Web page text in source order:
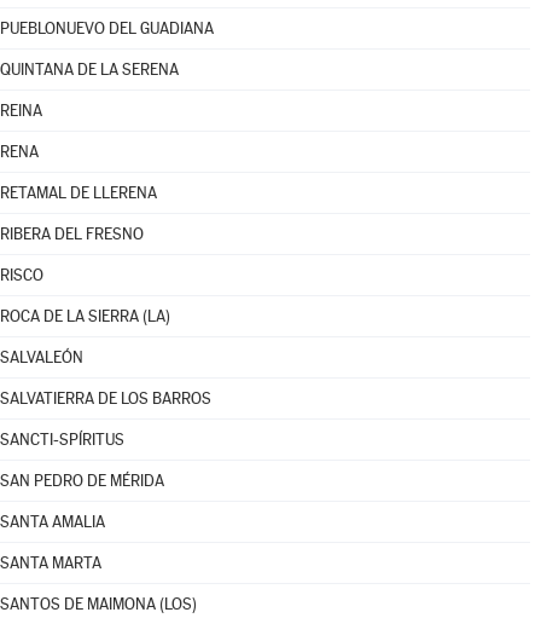
PUEBLONUEVO DEL GUADIANA
QUINTANA DE LA SERENA
REINA
RENA
RETAMAL DE LLERENA
RIBERA DEL FRESNO
RISCO
ROCA DE LA SIERRA (LA)
SALVALEÓN
SALVATIERRA DE LOS BARROS
SANCTI-SPÍRITUS
SAN PEDRO DE MÉRIDA
SANTA AMALIA
SANTA MARTA
SANTOS DE MAIMONA (LOS)